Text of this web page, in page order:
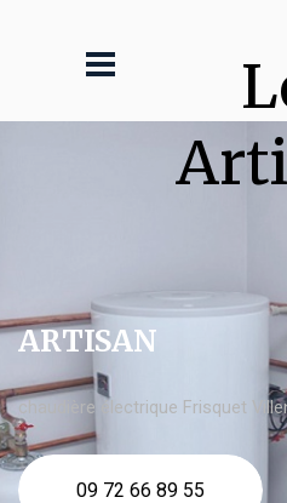
ARTISAN
chaudière électrique Frisquet
09 72 66 89 55